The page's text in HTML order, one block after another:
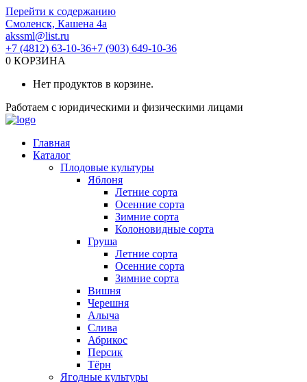
Перейти к содержанию
Смоленск, Кашена 4а
akssml@list.ru
+7 (4812) 63-10-36+7 (903) 649-10-36
0 КОРЗИНА
Нет продуктов в корзине.
Работаем с юридическими и физическими лицами
Главная
Каталог
Плодовые культуры
Яблоня
Летние сорта
Осенние сорта
Зимние сорта
Колоновидные сорта
Груша
Летние сорта
Осенние сорта
Зимние сорта
Вишня
Черешня
Алыча
Слива
Абрикос
Персик
Тёрн
Ягодные культуры